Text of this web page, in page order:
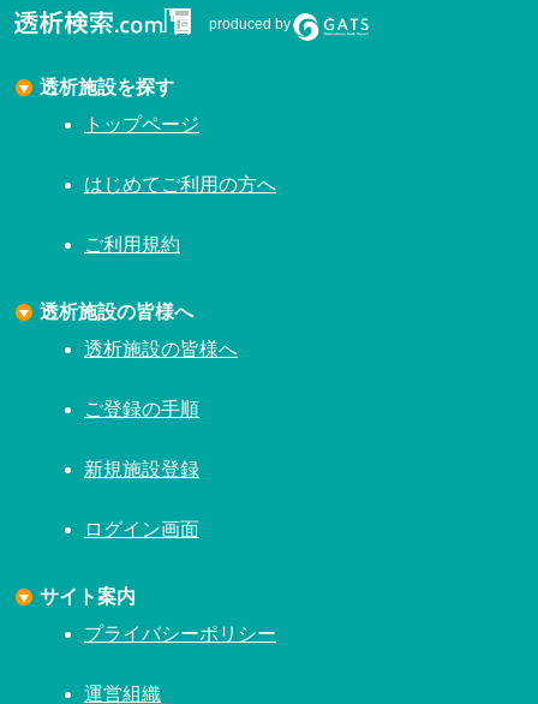
produced by
透析施設を探す
トップページ
はじめてご利用の方へ
ご利用規約
透析施設の皆様へ
透析施設の皆様へ
ご登録の手順
新規施設登録
ログイン画面
サイト案内
プライバシーポリシー
運営組織